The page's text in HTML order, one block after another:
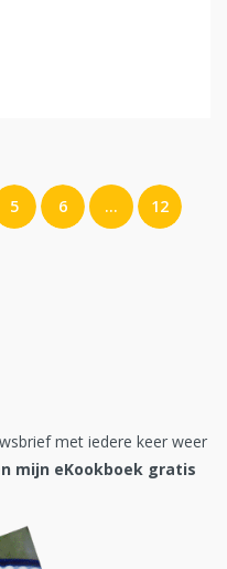
5 6 … 12
met iedere keer weer
mijn eKookboek gratis